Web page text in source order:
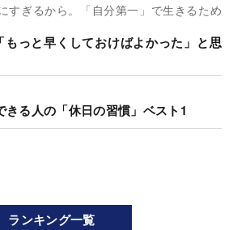
すぎるから。「自分第一」で生きるため
っと早くしておけばよかった」と思
きる人の「休日の習慣」ベスト1
ランキング一覧